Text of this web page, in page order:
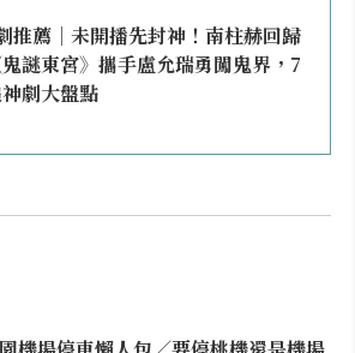
推薦｜未開播先封神！南柱赫回歸
謎東宮》攜手盧允瑞勇闖鬼界，7
劇大盤點